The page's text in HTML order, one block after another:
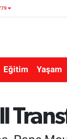
Eğitim Yaşam